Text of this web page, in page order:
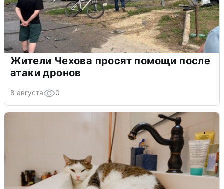
Жители Чехова просят помощи после
атаки дронов
8 августа 0